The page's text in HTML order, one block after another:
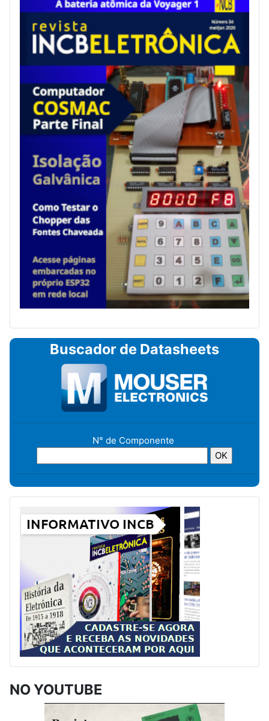
Buscador de Datasheets
N° de Componente
NO YOUTUBE